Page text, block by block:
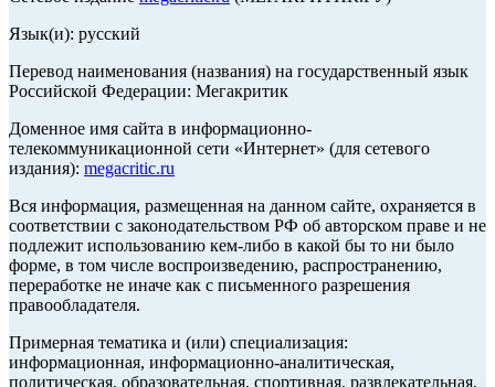
Язык(и): русский
Перевод наименования (названия) на государственный язык
Российской Федерации: Мегакритик
Доменное имя сайта в информационно-
телекоммуникационной сети «Интернет» (для сетевого
издания): megacritic.ru
Вся информация, размещенная на данном сайте, охраняется в
соответствии с законодательством РФ об авторском праве и не
подлежит использованию кем-либо в какой бы то ни было
форме, в том числе воспроизведению, распространению,
переработке не иначе как с письменного разрешения
правообладателя.
Примерная тематика и (или) специализация:
информационная, информационно-аналитическая,
политическая, образовательная, спортивная, развлекательная,